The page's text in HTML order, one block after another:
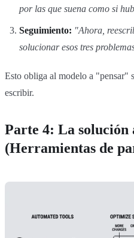
por las que suena como si
Seguimiento: "Ahora,
solucionar esos tres
Esto obliga al modelo a "pensar"
escribir.
Parte 4: La solución
(Herramientas de